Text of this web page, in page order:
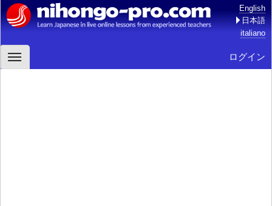
English
日本語
italiano
ログイン